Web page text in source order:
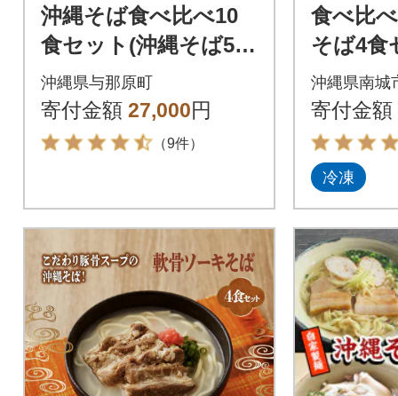
沖縄そば食べ比べ10
食セット(沖縄そば5
食・八重山そば5食)
沖縄県与那原町
寄付金額 27,000円
（9件）
食べ比
そば4食
沖縄県南城
寄付金額
冷凍